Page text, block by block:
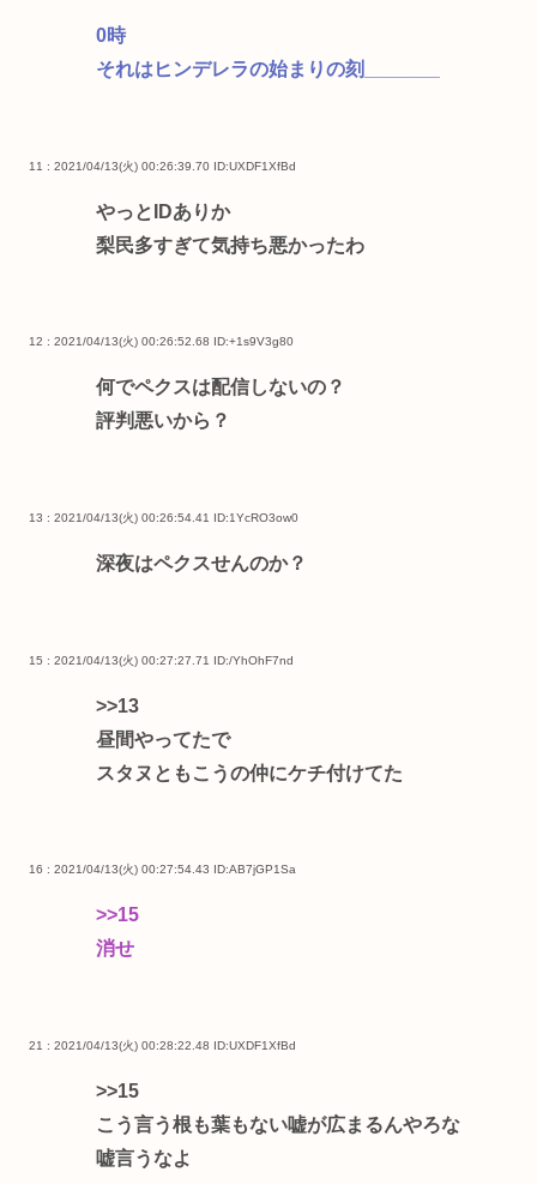
0時
それはヒンデレラの始まりの刻_______
11 : 2021/04/13(火) 00:26:39.70 ID:UXDF1XfBd
やっとIDありか
梨民多すぎて気持ち悪かったわ
12 : 2021/04/13(火) 00:26:52.68 ID:+1s9V3g80
何でペクスは配信しないの？
評判悪いから？
13 : 2021/04/13(火) 00:26:54.41 ID:1YcRO3ow0
深夜はペクスせんのか？
15 : 2021/04/13(火) 00:27:27.71 ID:/YhOhF7nd
>>13
昼間やってたで
スタヌともこうの仲にケチ付けてた
16 : 2021/04/13(火) 00:27:54.43 ID:AB7jGP1Sa
>>15
消せ
21 : 2021/04/13(火) 00:28:22.48 ID:UXDF1XfBd
>>15
こう言う根も葉もない嘘が広まるんやろな
嘘言うなよ